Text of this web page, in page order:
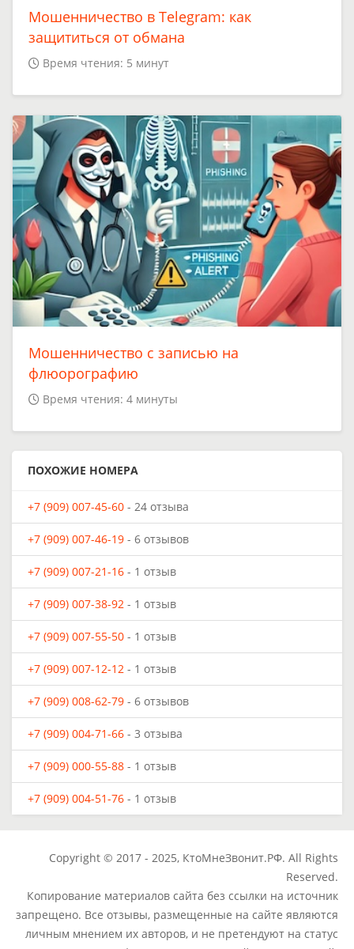
Мошенничество в Telegram: как
защититься от обмана
Время чтения: 5 минут
Мошенничество с записью на
флюорографию
Время чтения: 4 минуты
ПОХОЖИЕ НОМЕРА
+7 (909) 007-45-60 - 24 отзыва
+7 (909) 007-46-19 - 6 отзывов
+7 (909) 007-21-16 - 1 отзыв
+7 (909) 007-38-92 - 1 отзыв
+7 (909) 007-55-50 - 1 отзыв
+7 (909) 007-12-12 - 1 отзыв
+7 (909) 008-62-79 - 6 отзывов
+7 (909) 004-71-66 - 3 отзыва
+7 (909) 000-55-88 - 1 отзыв
+7 (909) 004-51-76 - 1 отзыв
Copyright © 2017 - 2025, КтоМнеЗвонит.РФ. All Rights
Reserved.
Копирование материалов сайта без ссылки на источник
запрещено. Все отзывы, размещенные на сайте являются
личным мнением их авторов, и не претендуют на статус